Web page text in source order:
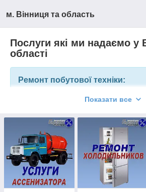
м. Вінниця та область
Послуги які ми надаємо у
області
Ремонт побутової техніки:
Ремонт газових котлів та колонок;
Ремонт, обслуговування бойлерів;
Ремонт холодильників;
Ремонт пральних машин;
Ремонт телевізорів;
Ремонт, обслуговування
Ремонт посудомийних машин;
Показати все